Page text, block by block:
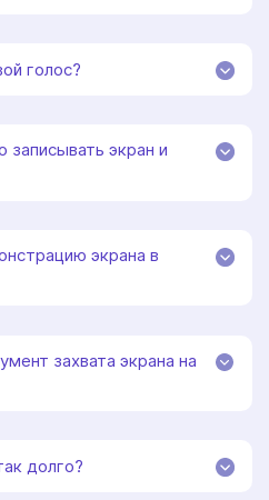
голос?
экран и
экрана в
захвата экрана на
долго?